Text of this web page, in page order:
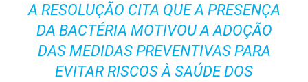
A RESOLUÇÃO CITA QUE A PRESENÇA
DA BACTÉRIA MOTIVOU A ADOÇÃO
DAS MEDIDAS PREVENTIVAS PARA
EVITAR RISCOS À SAÚDE DOS